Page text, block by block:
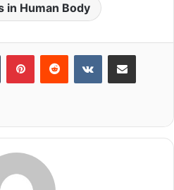
in Human Body
Tumblr PinterestReddit VKontakteShare via Email